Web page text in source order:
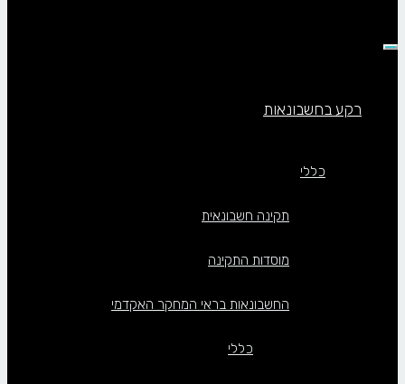
תפריט
רקע בחשבונאות
כללי
תקינה חשבונאית
מוסדות התקינה
החשבונאות בראי המחקר האקדמי
כללי